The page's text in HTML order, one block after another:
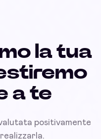
la tua
a te
positivamente